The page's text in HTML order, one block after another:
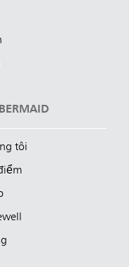
tôi